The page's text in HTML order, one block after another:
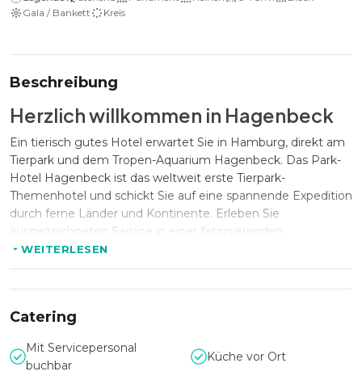
Gala / Bankett
Kreis
Beschreibung
Herzlich willkommen in Hagenbeck
Ein tierisch gutes Hotel erwartet Sie in Hamburg, direkt am
Tierpark und dem Tropen-Aquarium Hagenbeck. Das Park-
Hotel Hagenbeck ist das weltweit erste Tierpark-
Themenhotel und schickt Sie auf eine spannende Expedition
durch ferne Länder und Kontinente. Erleben Sie
ausgezeichneten Service in einer faszinierenden
Kombination aus Natur und Technik.
Ihr Event in Hagenbecks Tierpark
und teilweise kombinierbar, eignen sich für eine Vielzahl an
Events. Im Carl-Hagenbeck-Saal mit einer Deckenhöhe von
WEITERLESEN
Catering
Mit Servicepersonal
buchbar
Küche vor Ort